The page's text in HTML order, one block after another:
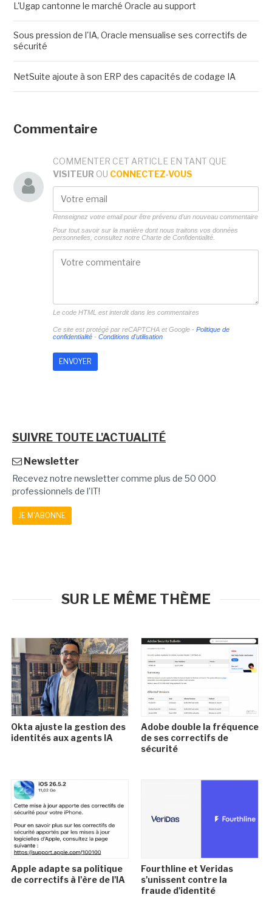
L'Ugap cantonne le marché Oracle au support
Sous pression de l'IA, Oracle mensualise ses correctifs de
sécurité
NetSuite ajoute à son ERP des capacités de codage IA
Commentaire
COMMENTER CET ARTICLE EN TANT QUE
VISITEUR OU CONNECTEZ-VOUS
Renseignez votre email pour être prévenu d'un nouveau commentaire
Pour tout savoir sur la manière dont nous traitons vos données
personnelles, consultez notre Charte de Confidentialité.
Le code HTML est interdit dans les commentaires
Ce site est protégé par reCAPTCHA et Google - Politique de
confidentialité- Conditions d'utilisation
SUIVRE TOUTE L'ACTUALITÉ
Newsletter
Recevez notre newsletter comme plus de 50 000
professionnels de l'IT!
JE M'ABONNE
SUR LE MÊME THÈME
Okta ajuste la gestion des
identités aux agents IA
Adobe double la fréquence
de ses correctifs de
sécurité
Apple adapte sa politique
de correctifs à l'ère de l'IA
Fourthline et Veridas
s'unissent contre la
fraude d'identité